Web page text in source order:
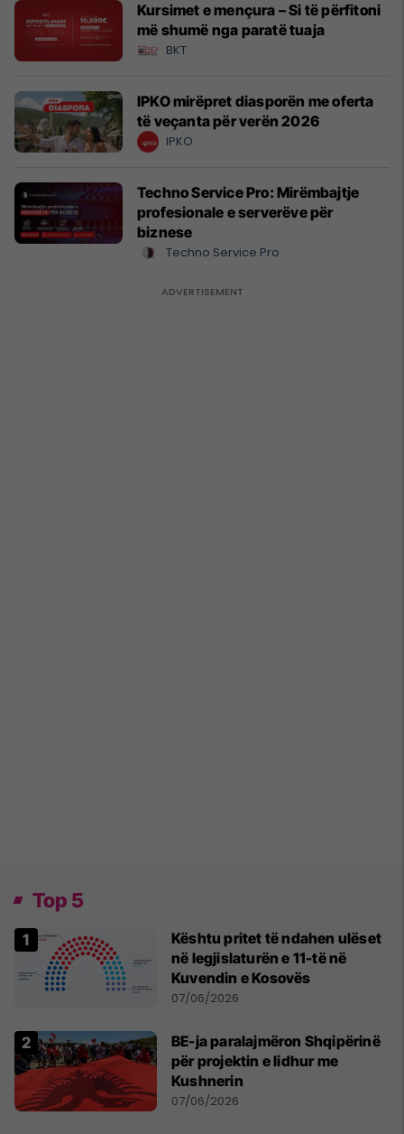
Kursimet e mençura – Si të përfitoni
më shumë nga paratë tuaja
BKT
IPKO mirëpret diasporën me oferta
të veçanta për verën 2026
IPKO
Techno Service Pro: Mirëmbajtje
profesionale e serverëve për
biznese
Techno Service Pro
Top 5
Kështu pritet të ndahen ulëset
në legjislaturën e 11-të në
Kuvendin e Kosovës
07/06/2026
BE-ja paralajmëron Shqipërinë
për projektin e lidhur me
Kushnerin
07/06/2026